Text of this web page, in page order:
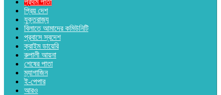
প্রথম পাতা
প্রিয় দেশ
যুক্তরাজ্য
বিলাতে আমাদের কমিউনিটি
প্রবাসে স্বদেশ
ক্রাইম ডায়েরি
রুপালী আয়না
শেষের পাতা
ম্যাগাজিন
ই-পেপার
আরও